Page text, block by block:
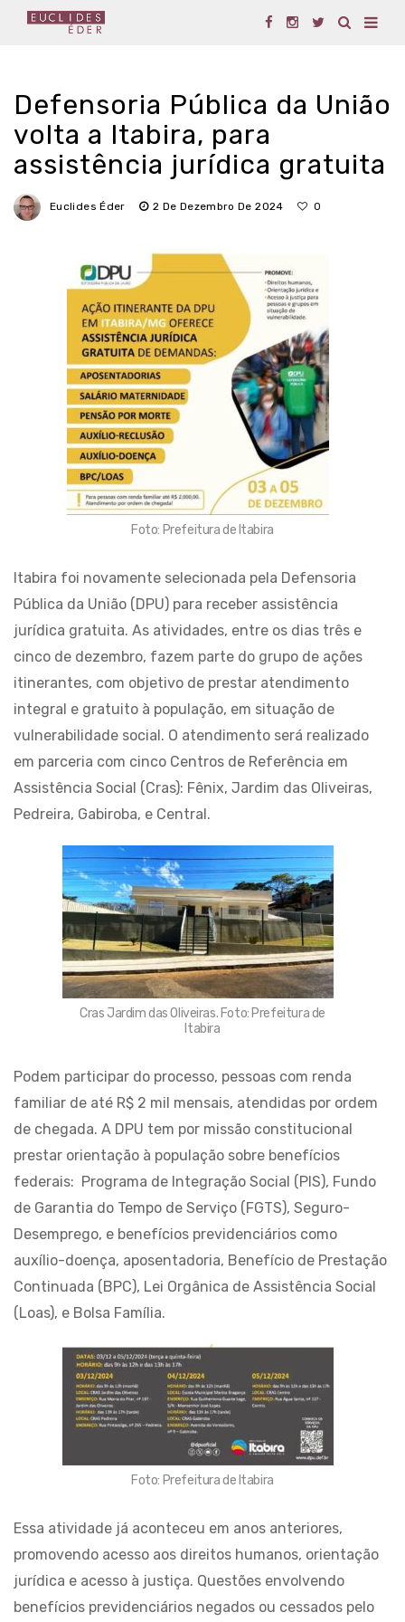
Defensoria Pública da União
volta a Itabira, para
assistência jurídica gratuita
Euclides Éder 2 De Dezembro De 2024 0
Foto: Prefeitura de Itabira
Itabira foi novamente selecionada pela Defensoria
Pública da União (DPU) para receber assistência
jurídica gratuita. As atividades, entre os dias três e
cinco de dezembro, fazem parte do grupo de ações
itinerantes, com objetivo de prestar atendimento
integral e gratuito à população, em situação de
vulnerabilidade social. O atendimento será realizado
em parceria com cinco Centros de Referência em
Assistência Social (Cras): Fênix, Jardim das Oliveiras,
Pedreira, Gabiroba, e Central.
Cras Jardim das Oliveiras. Foto: Prefeitura de
Itabira
Podem participar do processo, pessoas com renda
familiar de até R$ 2 mil mensais, atendidas por ordem
de chegada. A DPU tem por missão constitucional
prestar orientação à população sobre benefícios
federais: Programa de Integração Social (PIS), Fundo
de Garantia do Tempo de Serviço (FGTS), Seguro-
Desemprego, e benefícios previdenciários como
auxílio-doença, aposentadoria, Benefício de Prestação
Continuada (BPC), Lei Orgânica de Assistência Social
(Loas), e Bolsa Família.
Foto: Prefeitura de Itabira
Essa atividade já aconteceu em anos anteriores,
promovendo acesso aos direitos humanos, orientação
jurídica e acesso à justiça. Questões envolvendo
benefícios previdenciários negados ou cessados pelo